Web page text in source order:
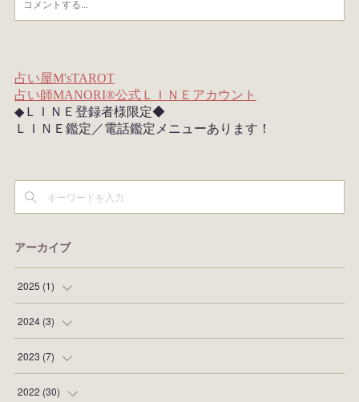
アーカイブ
2025 (1)
( )
2024 (3)
( )
(1
2023 (7)
(1
2022 (30)